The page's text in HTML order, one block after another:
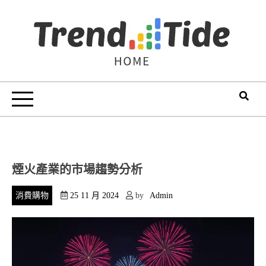
Trend Tide
煙火產業的市場趨勢分析
消費購物 25 11 月 2024 by Admin